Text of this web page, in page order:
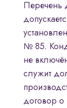
Перечень
№ 85.
не
служит
договор о